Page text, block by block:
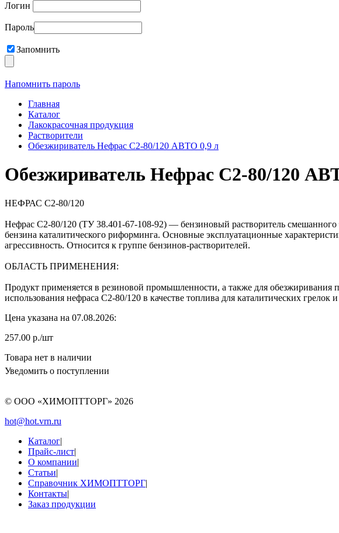
Логин
Пароль
Запомнить
Напомнить пароль
Главная
Каталог
Лакокрасочная продукция
Растворители
Обезжириватель Нефрас С2-80/120 АВТО 0,9 л
Обезжириватель Нефрас С2-80/120
НЕФРАС С2-80/120
Нефрас С2-80/120 (ТУ 38.401-67-108-92) — бензиновый растворитель смешанного
бензина каталитического риформинга. Основные эксплуатационные
агрессивность. Относится к группе бензинов-растворителей.
ОБЛАСТЬ ПРИМЕНЕНИЯ:
Продукт применяется в резиновой промышленности, а также для обезжиривания
использования нефраса С2-80/120 в качестве топлива для каталитических
Цена указана на 07.08.2026:
257.00 р./шт
Товара нет в наличии
Уведомить о поступлении
© ООО «ХИМОПТТОРГ» 2026
hot@hot.vrn.ru
Каталог|
Прайс-лист|
О компании|
Статьи|
Справочник ХИМОПТТОРГ|
Контакты|
Заказ продукции